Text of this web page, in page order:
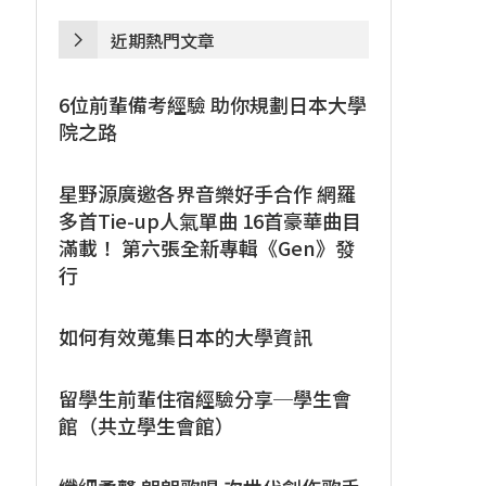
近期熱門文章
6位前輩備考經驗 助你規劃日本大學
院之路
星野源廣邀各界音樂好手合作 網羅
多首Tie-up人氣單曲 16首豪華曲目
滿載！ 第六張全新專輯《Gen》發
行
如何有效蒐集日本的大學資訊
留學生前輩住宿經驗分享─學生會
館（共立學生會館）